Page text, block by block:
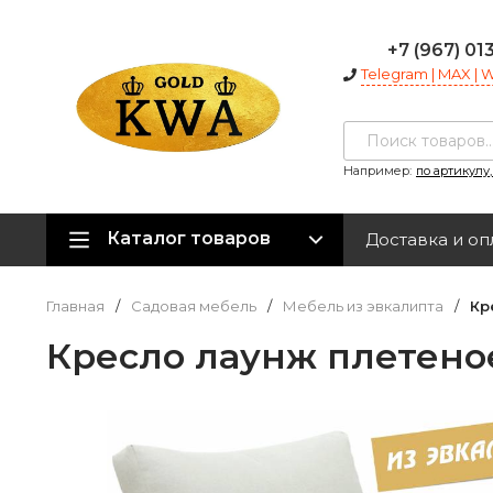
+7 (967)
Telegram | MAX |
Например: по
Каталог товаров Доставка и
Главная / Садовая мебель / Мебель из эвкалипта /
Кресло лаунж